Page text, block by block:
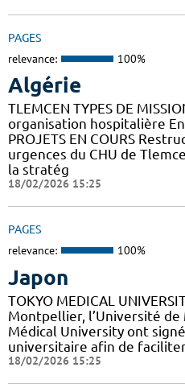
PAGES
relevance: 100%
Algérie
TLEMCEN TYPES DE
organisation hospitalière
PROJETS EN COURS
urgences du CHU de
la stratég
18/02/2026 15:25
PAGES
relevance: 100%
Japon
TOKYO MEDICAL
Montpellier, l’Université
Médical University ont
universitaire afin de
18/02/2026 15:25